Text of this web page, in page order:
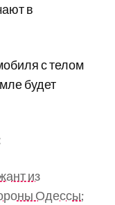
в
с телом
будет
из
Одессы;